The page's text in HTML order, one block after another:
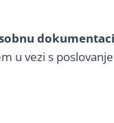
u vezi s